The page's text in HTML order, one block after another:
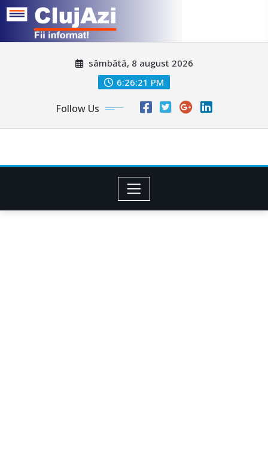
sâmbătă, 8 august 2026
6:26:24 PM
Follow Us